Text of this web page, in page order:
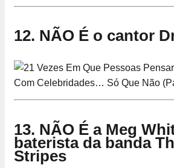
12. NÃO É o cantor
13. NÃO É a Meg
baterista da banda
Stripes